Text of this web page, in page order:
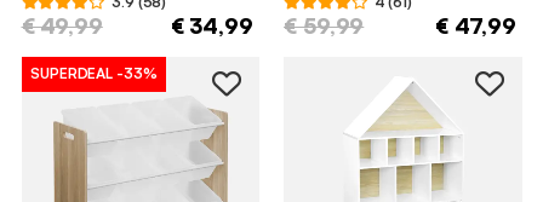
€ 49,99 € 34,99 € 59,99 € 47,99
SUPERDEAL -33%